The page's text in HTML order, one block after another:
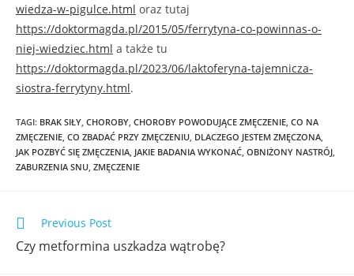
wiedza-w-pigulce.html oraz tutaj
https://doktormagda.pl/2015/05/ferrytyna-co-powinnas-o-
niej-wiedziec.html a także tu
https://doktormagda.pl/2023/06/laktoferyna-tajemnicza-
siostra-ferrytyny.html.
TAGI: BRAK SIŁY CHOROBY CHOROBY POWODUJĄCE ZMĘCZENIE CO NA
ZMĘCZENIE CO ZBADAĆ PRZY ZMĘCZENIU DLACZEGO JESTEM ZMĘCZONA
JAK POZBYĆ SIĘ ZMĘCZENIA JAKIE BADANIA WYKONAĆ OBNIŻONY NASTRÓJ
ZABURZENIA SNU ZMĘCZENIE
Previous Post
Czy metformina uszkadza wątrobę?